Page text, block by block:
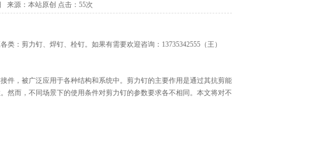
来源：本站原创 点击： 55次
：剪力钉、焊钉、栓钉。如果有需要欢迎咨询：13735342555（王）
件，被广泛应用于各种结构和系统中。剪力钉的主要作用是通过其抗剪能
然而，不同场景下的使用条件对剪力钉的参数要求各不相同。本文将对不